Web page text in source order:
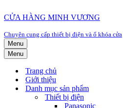
CỬA HÀNG MINH VƯƠNG
Chuyên cung cấp thiết bị điện và ổ khóa cửa
Menu
Menu
Trang chủ
Giới thiệu
Danh mục sản phẩm
Thiết bị điện
Panasonic